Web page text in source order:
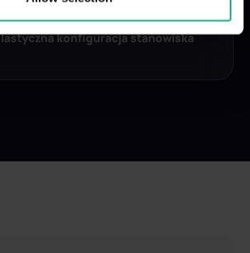
that they’ve collected from your use
konfiguracja stanowiska